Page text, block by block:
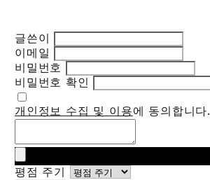
글쓴이
이메일
비밀번호
비밀번호 확인
개인정보 수집 및 이용에 동의합니다.
평점 주기